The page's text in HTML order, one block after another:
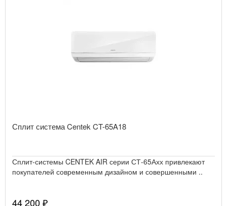
Сплит система Centek CT-65A18
Сплит-системы CENTEK AIR серии СТ-65Ахх привлекают
покупателей современным дизайном и совершенными ..
44 200 ₽